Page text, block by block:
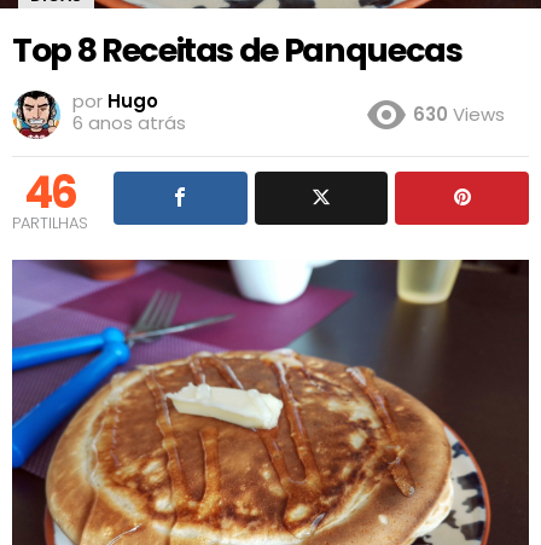
Top 8 Receitas de Panquecas
por Hugo
6 anos atrás
630 Views
46
PARTILHAS